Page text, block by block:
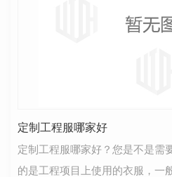
定制工程服哪家好
定制工程服哪家好？您是不是需
的是工程项目上使用的衣服，一